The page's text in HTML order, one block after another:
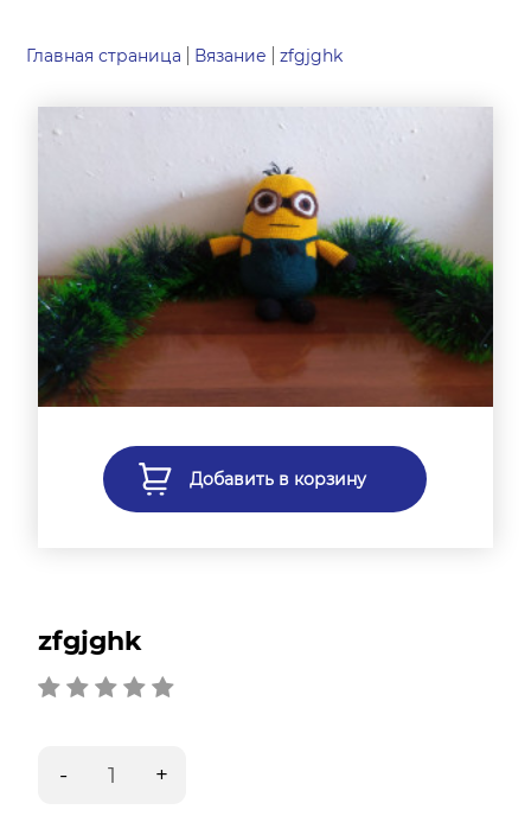
Главная страница Вязание zfgjghk
Добавить в корзину
zfgjghk